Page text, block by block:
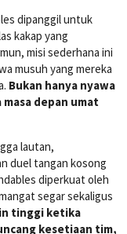
dipanggil untuk
kakap yang
misi sederhana ini
musuh yang mereka
Bukan hanya nyawa
depan umat
lautan,
duel tangan kosong
diperkuat oleh
segar sekaligus
tinggi ketika
kesetiaan tim,